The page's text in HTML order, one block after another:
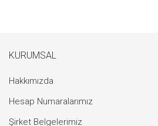
KURUMSAL
Hakkımızda
Hesap Numaralarımız
Şirket Belgelerimiz